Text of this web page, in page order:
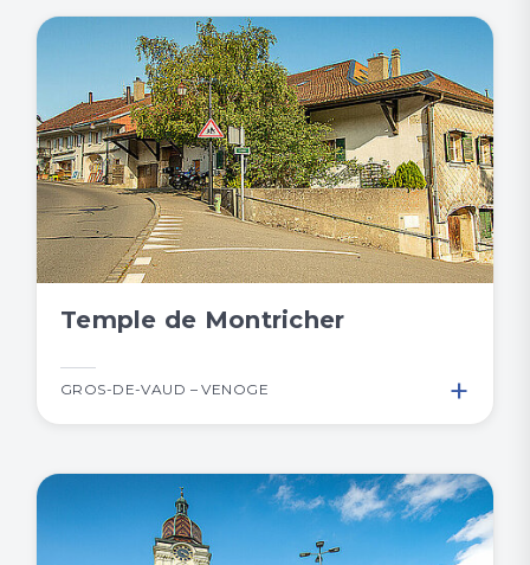
Temple de Montricher
GROS-DE-VAUD – VENOGE +